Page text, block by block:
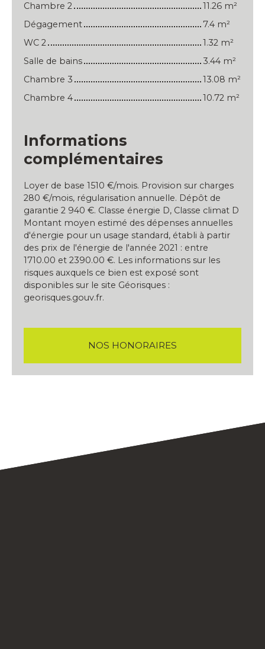
Chambre 2
11.26 m²
Dégagement
7.4 m²
WC 2
1.32 m²
Salle de bains
3.44 m²
Chambre 3
13.08 m²
Chambre 4
10.72 m²
Informations
complémentaires
Loyer de base 1510 €/mois. Provision sur charges
280 €/mois, régularisation annuelle. Dépôt de
garantie 2 940 €. Classe énergie D, Classe climat D
Montant moyen estimé des dépenses annuelles
d'énergie pour un usage standard, établi à partir
des prix de l'énergie de l'année 2021 : entre
1710.00 et 2390.00 €. Les informations sur les
risques auxquels ce bien est exposé sont
disponibles sur le site Géorisques :
georisques.gouv.fr.
NOS HONORAIRES